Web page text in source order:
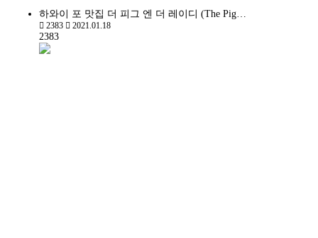
하와이 포 맛집 더 피그 엔 더 레이디 (The Pig…
2383 2021.01.18
2383